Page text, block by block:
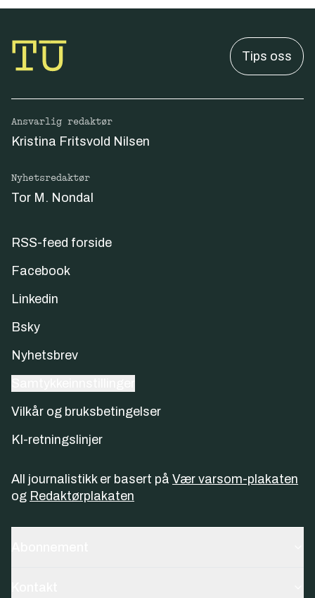
Tips oss
Ansvarlig redaktør
Kristina Fritsvold Nilsen
Nyhetsredaktør
Tor M. Nondal
RSS-feed forside
Facebook
Linkedin
Bsky
Nyhetsbrev
Vilkår og bruksbetingelser
KI-retningslinjer
All journalistikk er basert på Vær varsom-plakaten
og Redaktørplakaten